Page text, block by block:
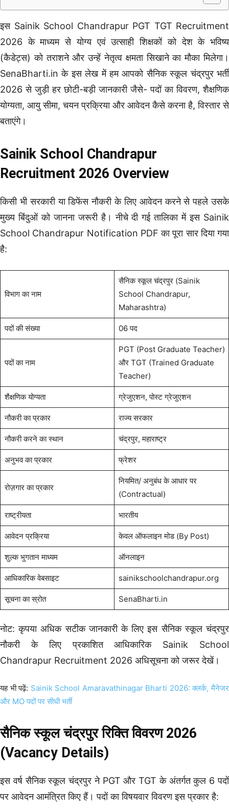
इस Sainik School Chandrapur PGT TGT Recruitment
2026 के माध्यम से योग्य एवं उत्साही शिक्षकों को देश के भविष्य
(कैडेट्स) को तराशने और उन्हें नेतृत्व क्षमता सिखाने का मौका मिलेगा।
SenaBharti.in के इस लेख में हम आपको सैनिक स्कूल चंद्रपुर भर्ती
2026 से जुड़ी हर छोटी-बड़ी जानकारी जैसे- पदों का विवरण, शैक्षणिक
योग्यता, आयु सीमा, चयन प्रक्रिया और आवेदन कैसे करना है, विस्तार से
बताएंगे।
Sainik School Chandrapur
Recruitment 2026 Overview
किसी भी सरकारी या डिफेंस नौकरी के लिए आवेदन करने से पहले उसके
मुख्य बिंदुओं को जानना जरूरी है। नीचे दी गई तालिका में इस Sainik
School Chandrapur Notification PDF का पूरा सार दिया गया
है:
विभाग का नाम
सैनिक स्कूल चंद्रपुर (Sainik
School Chandrapur,
Maharashtra)
पदों की संख्या 06 पद
पदों का नाम
PGT (Post Graduate Teacher)
और TGT (Trained Graduate
Teacher)
शैक्षणिक योग्यता ग्रेजुएशन, पोस्ट ग्रेजुएशन
नौकरी का प्रकार राज्य सरकार
नौकरी करने का स्थान चंद्रपुर, महाराष्ट्र
अनुभव का प्रकार फ्रेशर
रोज़गार का प्रकार
नियमित/ अनुबंध के आधार पर
(Contractual)
राष्ट्रीयता भारतीय
आवेदन प्रक्रिया केवल ऑफलाइन मोड (By Post)
शुल्क भुगतान माध्यम ऑनलाइन
आधिकारिक वेबसाइट sainikschoolchandrapur.org
सूचना का स्रोत SenaBharti.in
नोट: कृपया अधिक सटीक जानकारी के लिए इस सैनिक स्कूल चंद्रपुर
नौकरी के लिए प्रकाशित आधिकारिक Sainik School
Chandrapur Recruitment 2026 अधिसूचना को जरूर देखें।
यह भी पढ़ें: Sainik School Amaravathinagar Bharti 2026: क्लर्क, मैनेजर
और MO पदों पर सीधी भर्ती
सैनिक स्कूल चंद्रपुर रिक्ति विवरण 2026
(Vacancy Details)
इस वर्ष सैनिक स्कूल चंद्रपुर ने PGT और TGT के अंतर्गत कुल 6 पदों
पर आवेदन आमंत्रित किए हैं। पदों का विषयवार विवरण इस प्रकार है: